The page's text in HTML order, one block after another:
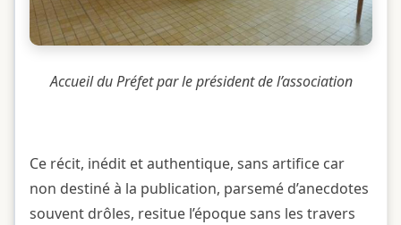
Accueil du Préfet par le président de l’association
Ce récit, inédit et authentique, sans artifice car
non destiné à la publication, parsemé d’anecdotes
souvent drôles, resitue l’époque sans les travers